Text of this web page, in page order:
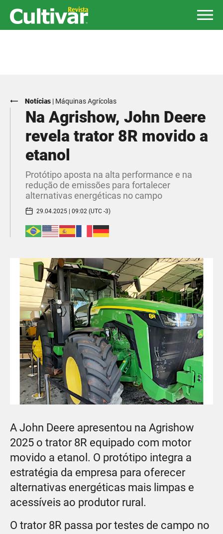
Notícias | Máquinas Agrícolas
Na Agrishow, John Deere
revela trator 8R movido a
etanol
Protótipo aposta na alta performance e na
redução de emissões para fortalecer
alternativas energéticas no campo
29.04.2025 | 09:02 (UTC -3)
A John Deere apresentou na Agrishow
2025 o trator 8R equipado com motor
movido a etanol. O protótipo integra a
estratégia da empresa para oferecer
alternativas energéticas mais limpas e
acessíveis ao produtor rural.
O trator 8R passa por testes de campo no